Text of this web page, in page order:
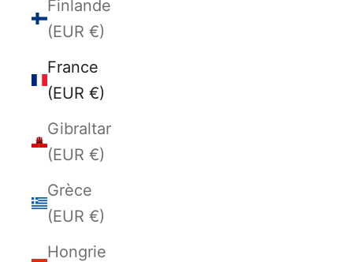
Finlande
(EUR €)
France
(EUR €)
Gibraltar
(EUR €)
Grèce
(EUR €)
Hongrie